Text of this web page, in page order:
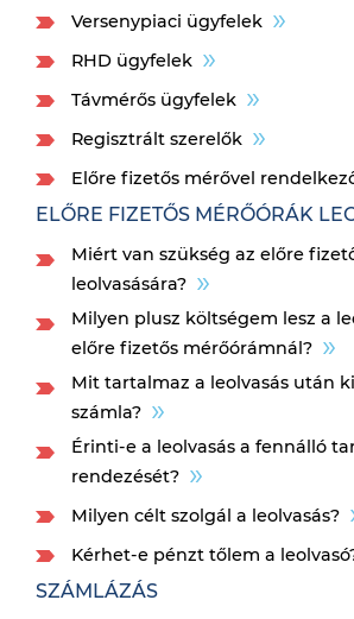
Versenypiaci ügyfelek
RHD ügyfelek
Távmérős ügyfelek
Regisztrált szerelők
Előre fizetős mérővel
ELŐRE FIZETŐS MÉRŐÓRÁK
Miért van szükség az előre
leolvasására?
Milyen plusz költségem lesz a
előre fizetős mérőórámnál?
Mit tartalmaz a leolvasás után
számla?
Érinti-e a leolvasás a fennálló
rendezését?
Milyen célt szolgál a leolvasás?
Kérhet-e pénzt tőlem a
SZÁMLÁZÁS